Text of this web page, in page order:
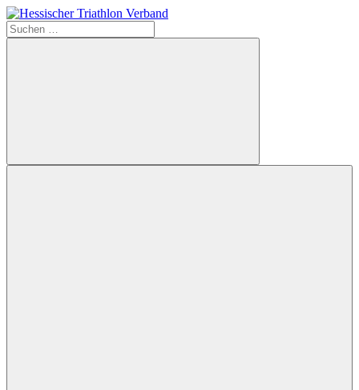
Zum
Inhalt
springen
Hessischer
Suchen
nach:
Suchen